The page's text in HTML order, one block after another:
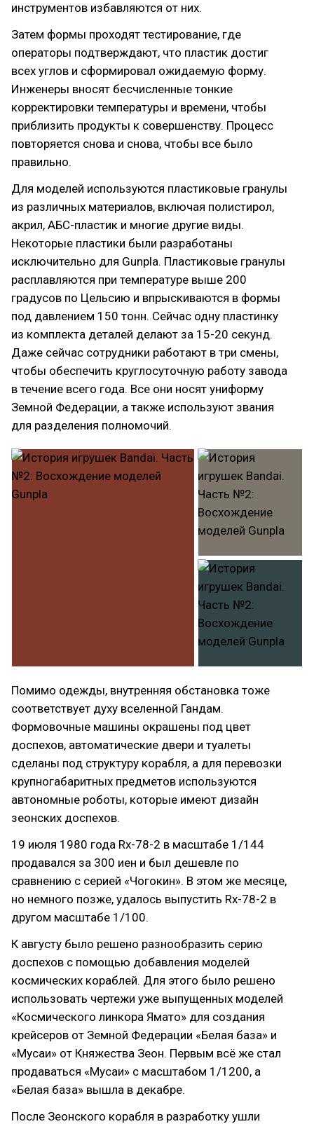
инструментов избавляются от них.
Затем формы проходят тестирование, где
операторы подтверждают, что пластик достиг
всех углов и сформировал ожидаемую форму.
Инженеры вносят бесчисленные тонкие
корректировки температуры и времени, чтобы
приблизить продукты к совершенству. Процесс
повторяется снова и снова, чтобы все было
правильно.
Для моделей используются пластиковые гранулы
из различных материалов, включая полистирол,
акрил, АБС-пластик и многие другие виды.
Некоторые пластики были разработаны
исключительно для Gunpla. Пластиковые гранулы
расплавляются при температуре выше 200
градусов по Цельсию и впрыскиваются в формы
под давлением 150 тонн. Сейчас одну пластинку
из комплекта деталей делают за 15-20 секунд.
Даже сейчас сотрудники работают в три смены,
чтобы обеспечить круглосуточную работу завода
в течение всего года. Все они носят униформу
Земной Федерации, а также используют звания
для разделения полномочий.
Помимо одежды, внутренняя обстановка тоже
соответствует духу вселенной Гандам.
Формовочные машины окрашены под цвет
доспехов, автоматические двери и туалеты
сделаны под структуру корабля, а для перевозки
крупногабаритных предметов используются
автономные роботы, которые имеют дизайн
зеонских доспехов.
19 июля 1980 года Rx-78-2 в масштабе 1/144
продавался за 300 иен и был дешевле по
сравнению с серией «Чогокин». В этом же месяце,
но немного позже, удалось выпустить Rx-78-2 в
другом масштабе 1/100.
К августу было решено разнообразить серию
доспехов с помощью добавления моделей
космических кораблей. Для этого было решено
использовать чертежи уже выпущенных моделей
«Космического линкора Ямато» для создания
крейсеров от Земной Федерации «Белая база» и
«Мусаи» от Княжества Зеон. Первым всё же стал
продаваться «Мусаи» с масштабом 1/1200, а
«Белая база» вышла в декабре.
После Зеонского корабля в разработку ушли